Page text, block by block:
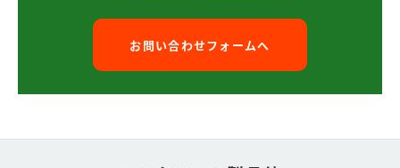
お問い合わせフォームへ